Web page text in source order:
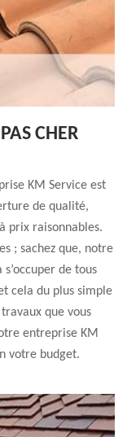
CHER
KM Service est
de qualité,
prix raisonnables.
; sachez que, notre
de tous
cela du plus simple
que vous
entreprise KM
votre budget.